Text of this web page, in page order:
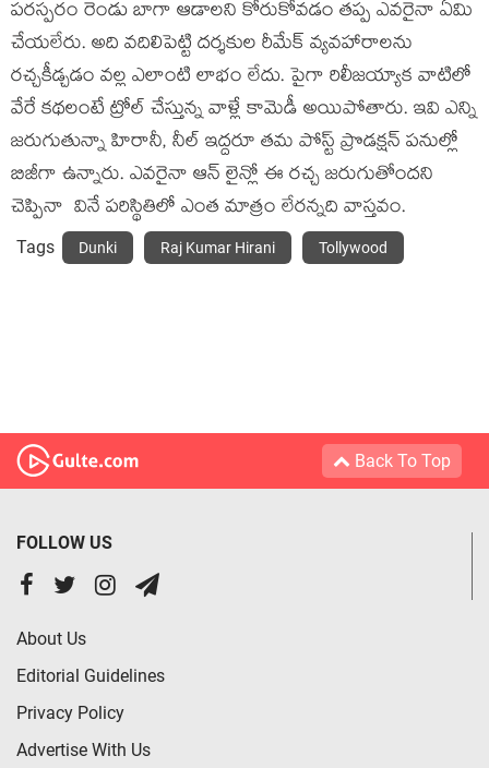
పరస్పరం రెండు బాగా ఆడాలని కోరుకోవడం తప్ప ఎవరైనా ఏమి
చేయలేరు. అది వదిలిపెట్టి దర్శకుల రీమేక్ వ్యవహారాలను
రచ్చకీడ్చడం వల్ల ఎలాంటి లాభం లేదు. పైగా రిలీజయ్యాక వాటిలో
వేరే కథలంటే ట్రోల్ చేస్తున్న వాళ్లే కామెడీ అయిపోతారు. ఇవి ఎన్ని
జరుగుతున్నా హిరానీ, నీల్ ఇద్దరూ తమ పోస్ట్ ప్రొడక్షన్ పనుల్లో
బిజీగా ఉన్నారు. ఎవరైనా ఆన్ లైన్లో ఈ రచ్చ జరుగుతోందని
చెప్పినా వినే పరిస్థితిలో ఎంత మాత్రం లేరన్నది వాస్తవం.
Tags Dunki Raj Kumar Hirani Tollywood
Back To Top
FOLLOW US
About Us
Editorial Guidelines
Privacy Policy
Advertise With Us